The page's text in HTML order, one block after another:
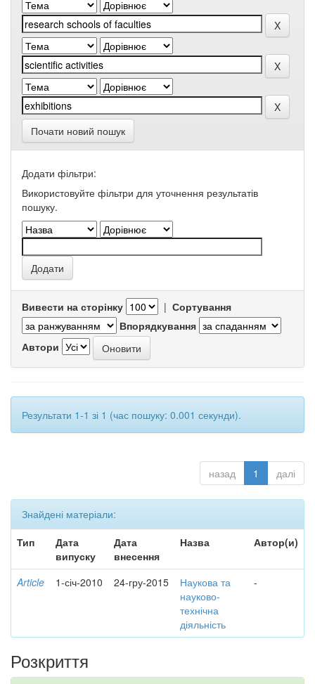
Почати новий пошук
Додати фільтри:
Використовуйте фільтри для уточнення результатів
пошуку.
Вивести на сторінку | Сортування
Впорядкування
Автори
Результати 1-1 зі 1 (час пошуку: 0.001 секунди).
назад 1 далі
Знайдені матеріали:
Тип
Дата
випуску
Дата
внесення
Назва Автор(и)
Article 1-січ-2010 24-гру-2015
Наукова та
науково-
технічна
діяльність
-
Розкриття